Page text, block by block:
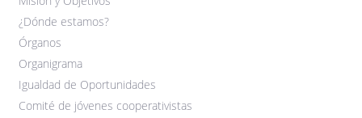
¿Dónde estamos?
Órganos
Organigrama
Igualdad de Oportunidades
Comité de jóvenes cooperativistas